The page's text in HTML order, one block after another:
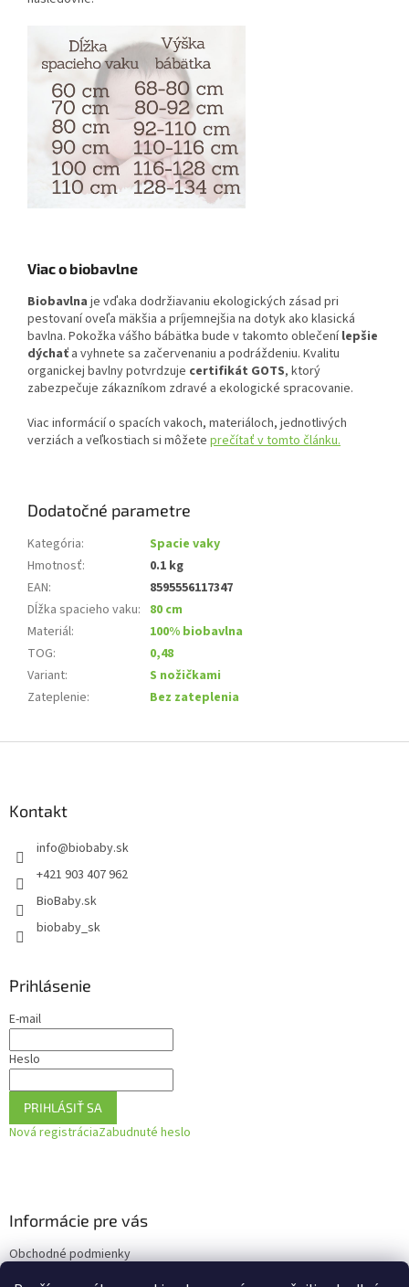
Viac o biobavlne
Biobavlna je vďaka dodržiavaniu ekologických zásad pri
pestovaní oveľa mäkšia a príjemnejšia na dotyk ako klasická
bavlna. Pokožka vášho bábätka bude v takomto oblečenílepšie
dýchať a vyhnete sa začervenaniu a podráždeniu. Kvalitu
organickej bavlny potvrdzuje certifikát GOTS, ktorý
zabezpečuje zákazníkom zdravé a ekologické spracovanie.
Viac informácií o spacích vakoch, materiáloch, jednotlivých
verziách a veľkostiach si môžete prečítať v tomto článku.
Dodatočné parametre
Kategória:
Spacie vaky
Hmotnosť:
0.1 kg
EAN:
8595556117347
Dĺžka spacieho vaku: 80 cm
Materiál:
100% biobavlna
TOG:
0,48
Variant:
S nožičkami
Zateplenie: Bez zateplenia
Kontakt
info@biobaby.sk
+421 903 407 962
BioBaby.sk
biobaby_sk
Prihlásenie
E-mail
Heslo
PRIHLÁSIŤ SA
Nová registráciaZabudnuté heslo
Informácie pre vás
Obchodné podmienky